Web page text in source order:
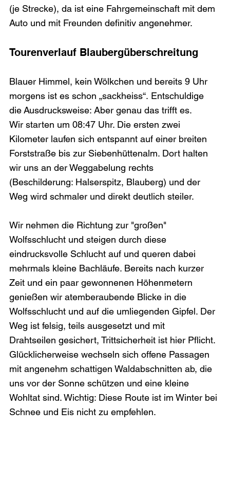
(je Strecke), da ist eine Fahrgemeinschaft mit dem
Auto und mit Freunden definitiv angenehmer.
Tourenverlauf Blaubergüberschreitung
Blauer Himmel, kein Wölkchen und bereits 9 Uhr
morgens ist es schon „sackheiss“. Entschuldige
die Ausdrucksweise: Aber genau das trifft es.
Wir starten um 08:47 Uhr. Die ersten zwei
Kilometer laufen sich entspannt auf einer breiten
Forststraße bis zur Siebenhüttenalm. Dort halten
wir uns an der Weggabelung rechts
(Beschilderung: Halserspitz, Blauberg) und der
Weg wird schmaler und direkt deutlich steiler.
Wir nehmen die Richtung zur "großen"
Wolfsschlucht und steigen durch diese
eindrucksvolle Schlucht auf und queren dabei
mehrmals kleine Bachläufe. Bereits nach kurzer
Zeit und ein paar gewonnenen Höhenmetern
genießen wir atemberaubende Blicke in die
Wolfsschlucht und auf die umliegenden Gipfel. Der
Weg ist felsig, teils ausgesetzt und mit
Drahtseilen gesichert, Trittsicherheit ist hier Pflicht.
Glücklicherweise wechseln sich offene Passagen
mit angenehm schattigen Waldabschnitten ab, die
uns vor der Sonne schützen und eine kleine
Wohltat sind. Wichtig: Diese Route ist im Winter bei
Schnee und Eis nicht zu empfehlen.